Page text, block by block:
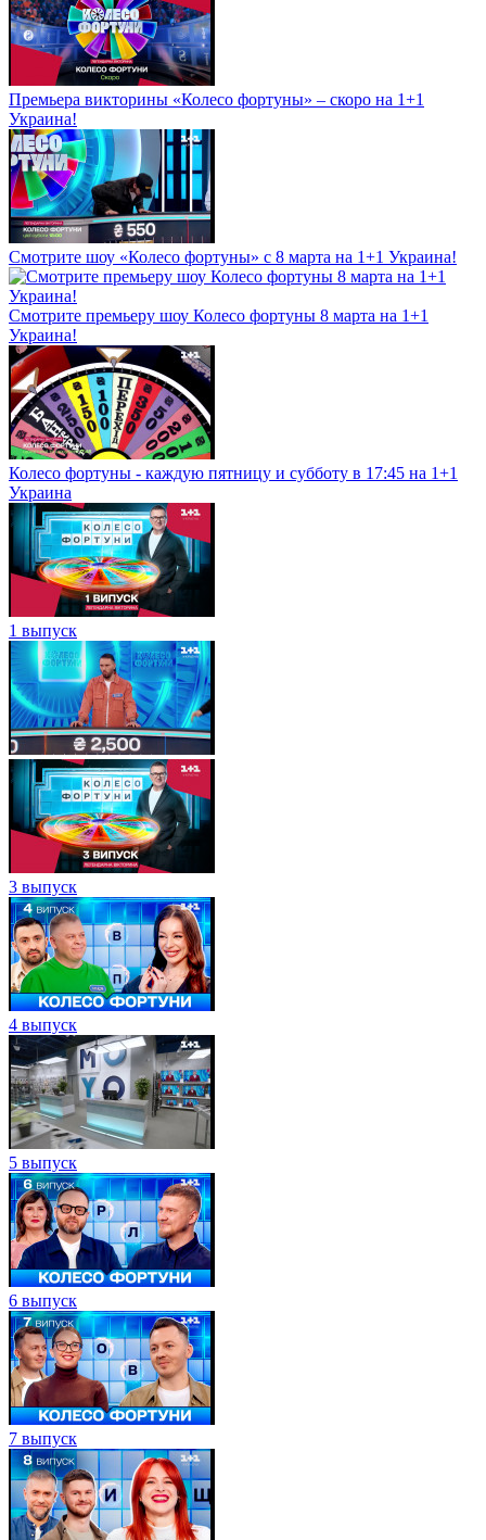
Премьера викторины «Колесо фортуны» – скоро на 1+1
Украина!
Смотрите шоу «Колесо фортуны» с 8 марта на 1+1 Украина!
Смотрите премьеру шоу Колесо фортуны 8 марта на 1+1
Украина!
Колесо фортуны - каждую пятницу и субботу в 17:45 на 1+1
Украина
1 выпуск
3 выпуск
4 выпуск
5 выпуск
6 выпуск
7 выпуск